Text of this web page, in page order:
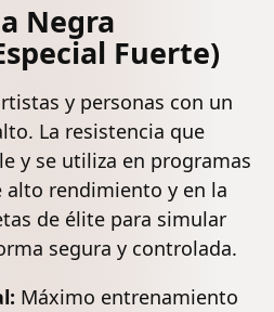
Negra
Fuerte)
y personas con un
La resistencia que
y se utiliza en programas
rendimiento y en la
de élite para simular
segura y controlada.
Máximo entrenamiento